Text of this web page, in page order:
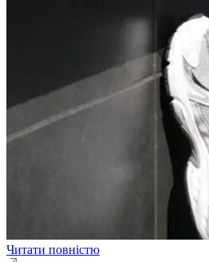
Читати повністю